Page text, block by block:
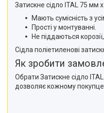
Затискне сідло ITAL 75 мм
Мають сумісність з
Прості у монтуванні.
Не піддаються
Сідла поліетиленові
Як зробити
Обрати Затискне сідло
дозволяє кожному